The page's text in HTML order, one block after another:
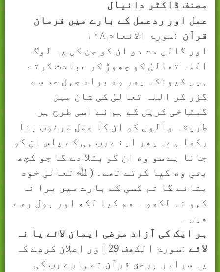
مصنف ڈاکٹر دانیال
عمل اور ردعمل کے بارے ميں فرمان
قرآن :سورۃ الانعام ۱۰۸
اور گالی مت دو ان کو جن کی یہ لوگ
اللہ تعالیٰ کو چھوڑ کر عبادت کرتے
ہیں کیونکہ پھر وه براه جہل حد سے
گزر کر اللہ تعالیٰ کی شان میں
گستاخی کریں گے ہم نے اسی طرح ہر
طریقہ والوں کو ان کا عمل مرغوب بنا
رکھا ہے۔ پھر اپنے رب ہی کے پاس ان کو
جانا ہے سو وه ان کو بتلا دے گا جو کچھ
بھی وه کیا کرتے تھے۔ ( ﷲ تعالیٰ خود
بتائے گا تم کسی کے بارے ميں برا نہ
کہو نہ لکھو ۔ ھم کيا لکھ اور بول رھے
ھيں ۔
ہر ايک کی آزاد مرضی ايمان لائے يا نہ
لائے :
سورۃ الکھف 29 اور اعلان کردے کہ
یہ سراسر برحق قرآن تمہارے رب کی